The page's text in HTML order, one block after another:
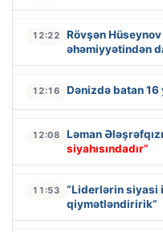
12:22
Rövşən
əhəmiyyətindən
12:16 Dənizdə batan 16
12:08 Ləman
siyahısındadır”
11:53
“Liderlərin siyasi
qiymətləndiririk”